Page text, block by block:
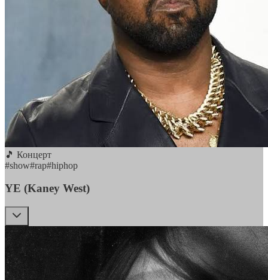
🎵 Концерт
#show#rap#hiphop
YE (Kaney West)